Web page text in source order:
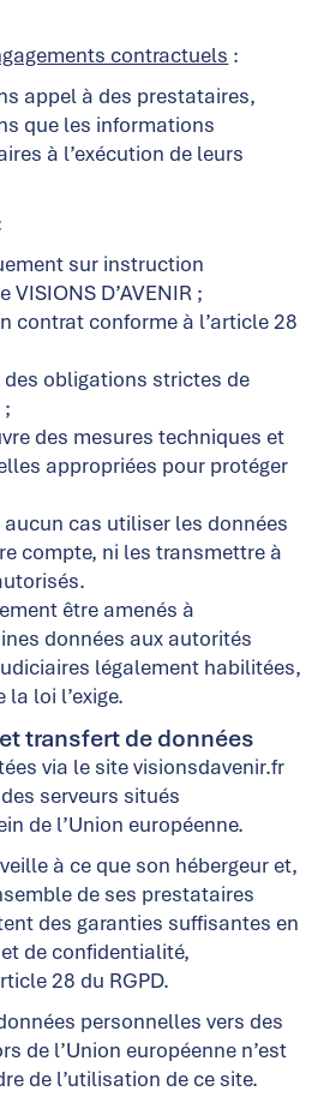
contractuels :
appel à des prestataires,
que les informations
à l’exécution de leurs
sur instruction
VISIONS D’AVENIR ;
contrat conforme à l’article 28
obligations strictes de
des mesures techniques et
appropriées pour protéger
aucun cas utiliser les données
compte, ni les transmettre à
être amenés à
données aux autorités
légalement habilitées,
loi l’exige.
transfert de données
via le site visionsdavenir.fr
serveurs situés
de l’Union européenne.
veille à ce que son hébergeur et,
de ses prestataires
des garanties suffisantes en
de confidentialité,
28 du RGPD.
personnelles vers des
de l’Union européenne n’est
de l’utilisation de ce site.